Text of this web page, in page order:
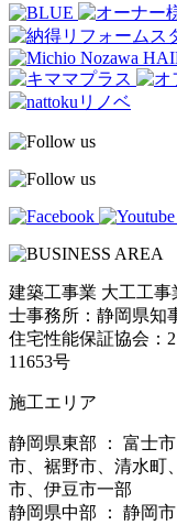
建築工事業 大工工
士事務所：静岡県知
住宅性能保証協会：
11653号
施工エリア
静岡県東部 ： 富士
市、裾野市、清水町
市、伊豆市一部
静岡県中部 ： 静岡